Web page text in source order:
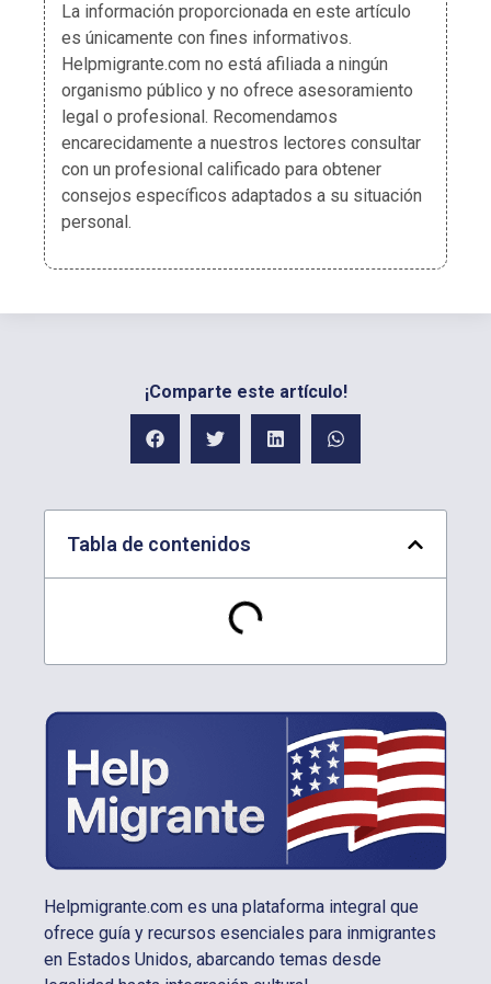
La información proporcionada en este artículo
es únicamente con fines informativos.
Helpmigrante.com no está afiliada a ningún
organismo público y no ofrece asesoramiento
legal o profesional. Recomendamos
encarecidamente a nuestros lectores consultar
con un profesional calificado para obtener
consejos específicos adaptados a su situación
personal.
¡Comparte este artículo!
Tabla de contenidos
Helpmigrante.com es una plataforma integral que
ofrece guía y recursos esenciales para inmigrantes
en Estados Unidos, abarcando temas desde